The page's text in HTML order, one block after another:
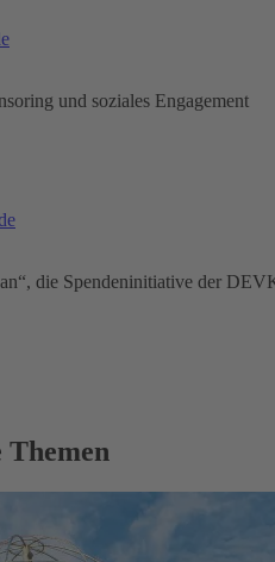
und soziales Engagement
die Spendeninitiative der
Themen